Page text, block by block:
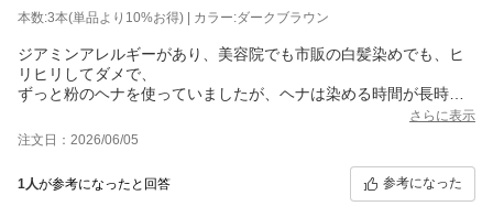
本数:3本(単品より10%お得) | カラー:ダークブラウン
ジアミンアレルギーがあり、美容院でも市販の白髪染めでも、ヒ
リヒリしてダメで、
ずっと粉のヘナを使っていましたが、ヘナは染める時間が長時間
なにか良い白髪染めはないかと探し、口コミ見て大丈夫かな？と
10分と記載がありますが、5分放置で使って見たら、ヒリヒリする
こともなく使用出来ました。
さらに表示
注文日：2026/06/05
1人が参考になったと回答 参考になった